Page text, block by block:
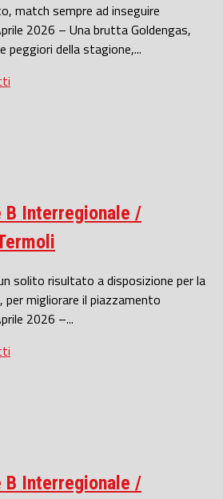
match sempre ad inseguire
2026 – Una brutta Goldengas,
peggiori della stagione,...
B Interregionale /
solito risultato a disposizione per la
per migliorare il piazzamento
2026 –...
B Interregionale /